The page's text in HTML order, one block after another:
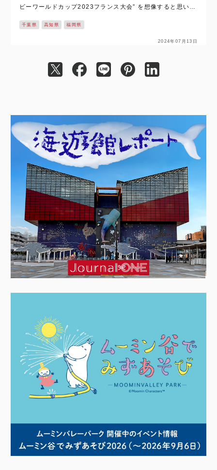
ビーワールドカップ2023フランス大会” を想像すると思いま
ック・パラリンピ…
千葉県 高知県 福岡県
2024年07月13日